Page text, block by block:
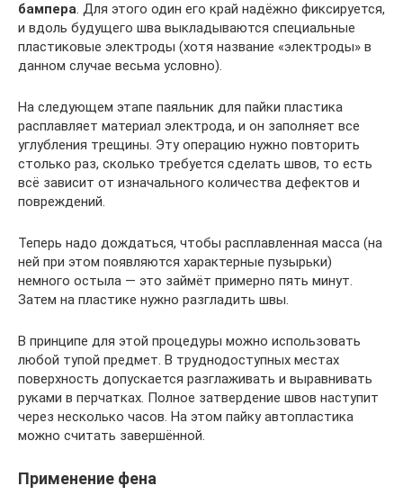
бампера. Для этого один его край надёжно фиксируется,
и вдоль будущего шва выкладываются специальные
пластиковые электроды (хотя название «электроды» в
данном случае весьма условно).
На следующем этапе паяльник для пайки пластика
расплавляет материал электрода, и он заполняет все
углубления трещины. Эту операцию нужно повторить
столько раз, сколько требуется сделать швов, то есть
всё зависит от изначального количества дефектов и
повреждений.
Теперь надо дождаться, чтобы расплавленная масса (на
ней при этом появляются характерные пузырьки)
немного остыла — это займёт примерно пять минут.
Затем на пластике нужно разгладить швы.
В принципе для этой процедуры можно использовать
любой тупой предмет. В труднодоступных местах
поверхность допускается разглаживать и выравнивать
руками в перчатках. Полное затвердение швов наступит
через несколько часов. На этом пайку автопластика
можно считать завершённой.
Применение фена